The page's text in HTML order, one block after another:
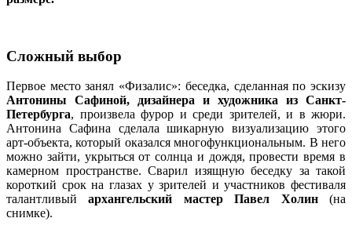
Сложный выбор
Первое место занял «Физалис»: беседка, сделанная по эскизу
Антонины Сафиной, дизайнера и художника из Санкт-
Петербурга, произвела фурор и среди зрителей, и в жюри.
Антонина Сафина сделала шикарную визуализацию этого
арт-объекта, который оказался многофункциональным. В него
можно зайти, укрыться от солнца и дождя, провести время в
камерном пространстве. Сварил изящную беседку за такой
короткий срок на глазах у зрителей и участников фестиваля
талантливыйархангельский мастер Павел Холин(на
снимке).